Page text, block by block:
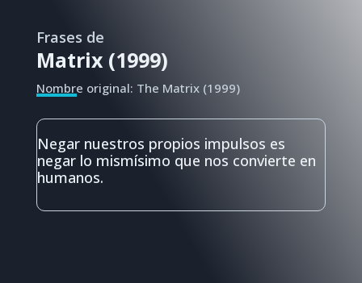
Frases de
Matrix (1999)
Nombre original: The Matrix (1999)
Negar nuestros propios impulsos es
negar lo mismísimo que nos convierte en
humanos.